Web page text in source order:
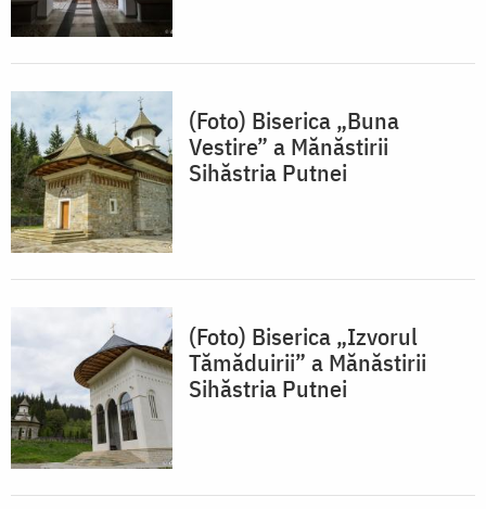
(Foto) Biserica „Buna
Vestire” a Mănăstirii
Sihăstria Putnei
(Foto) Biserica „Izvorul
Tămăduirii” a Mănăstirii
Sihăstria Putnei